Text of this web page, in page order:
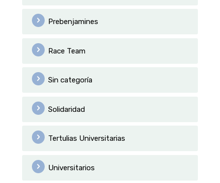
Prebenjamines
Race Team
Sin categoría
Solidaridad
Tertulias Universitarias
Universitarios